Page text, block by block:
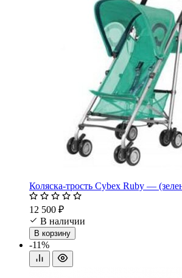
Коляска-трость Cybex Ruby —
12 500 ₽
В наличии
В корзину
-11%